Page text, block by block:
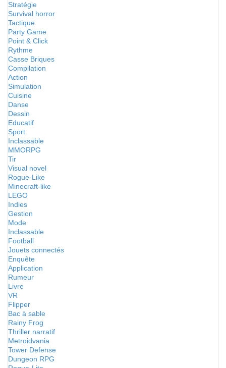
Stratégie
Survival horror
Tactique
Party Game
Point & Click
Rythme
Casse Briques
Compilation
Action
Simulation
Cuisine
Danse
Dessin
Educatif
Sport
Inclassable
MMORPG
Tir
Visual novel
Rogue-Like
Minecraft-like
LEGO
Indies
Gestion
Mode
Inclassable
Football
Jouets connectés
Enquête
Application
Rumeur
Livre
VR
Flipper
Bac à sable
Rainy Frog
Thriller narratif
Metroidvania
Tower Defense
Dungeon RPG